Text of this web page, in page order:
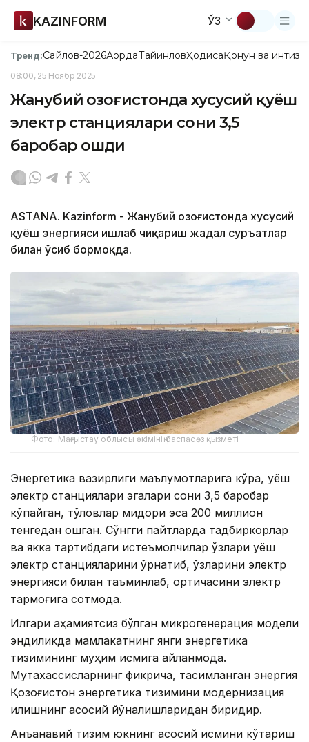
KAZINFORM ЎЗ
Тренд:Сайлов-2026АқордаТайинловҲодисаҚонун ва
08:00, 25 Ноябр 2025
Жанубий Қозоғистонда хусусий қуёш
электр станциялари сони 3,5
баробар ошди
ASTANA. Kazinform - Жанубий Қозоғистонда хусусий
қуёш энергияси ишлаб чиқариш жадал суръатлар
билан ўсиб бормоқда.
Фото: Маңғыстау облысы әкімінің баспасөз қызметі
Энергетика вазирлиги маълумотларига кўра, қуёш
электр станциялари эгалари сони 3,5 баробар
кўпайган, тўловлар миқдори эса 200 миллион
тенгедан ошган. Сўнгги пайтларда тадбиркорлар
ва якка тартибдаги истеъмолчилар ўзлари қуёш
электр станцияларини ўрнатиб, ўзларини электр
энергияси билан таъминлаб, ортиқчасини электр
тармоғига сотмоқда.
Илгари аҳамиятсиз бўлган микрогенерация модели
эндиликда мамлакатнинг янги энергетика
тизимининг муҳим қисмига айланмоқда.
Мутахассисларнинг фикрича, тақсимланган энергия
Қозоғистон энергетика тизимини модернизация
қилишнинг асосий йўналишларидан биридир.
Анъанавий тизим юкнинг асосий қисмини кўтариш